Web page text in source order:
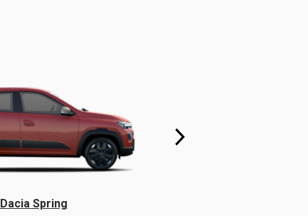
Dacia Spring